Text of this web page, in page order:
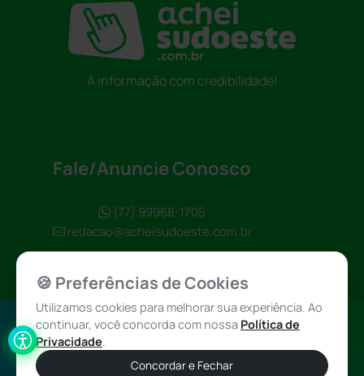
A informação com credibilidade!
Fale/Anuncie Conosco
(77) 99968-1705
redacao@acheisudoeste.com.br
Política de
Privacidade
Achei Sudoeste
© 2026 - Todos
os direitos
🍪 Preferências de Cookies
Utilizamos cookies para melhorar sua experiência. Ao
continuar, você concorda com nossa Política de
Privacidade.
Concordar e Fechar